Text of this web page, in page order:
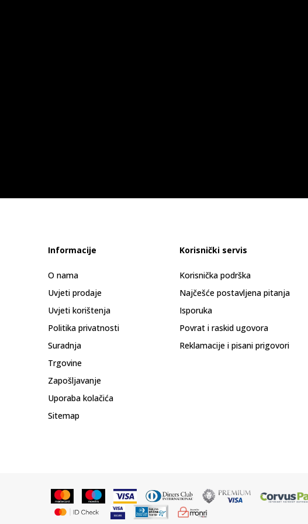
Informacije
O nama
Uvjeti prodaje
Uvjeti korištenja
Politika privatnosti
Suradnja
Trgovine
Zapošljavanje
Uporaba kolačića
Sitemap
Korisnički servis
Korisnička podrška
Najčešće postavljena pitanja
Isporuka
Povrat i raskid ugovora
Reklamacije i pisani prigovori